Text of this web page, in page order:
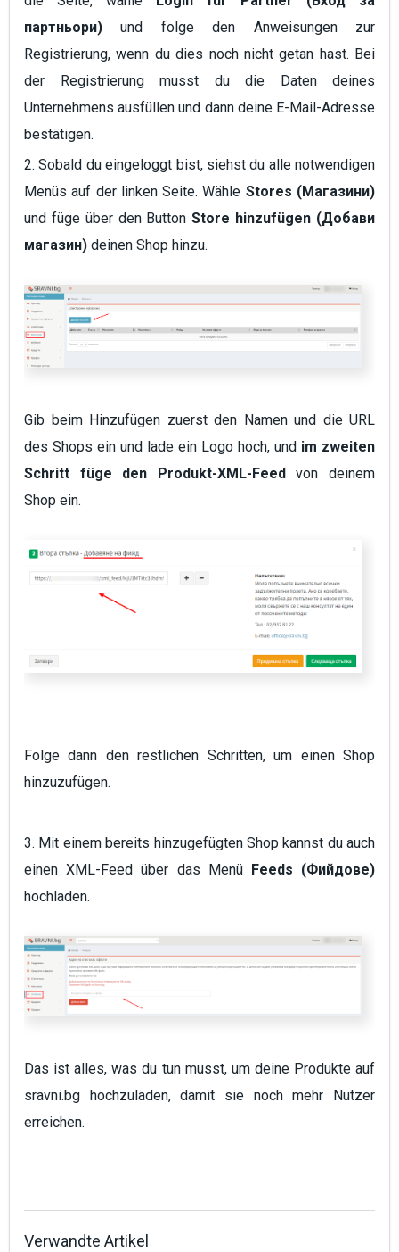
партньори)
und folge den Anweisungen zur
Registrierung, wenn du dies noch nicht getan hast. Bei
der Registrierung musst du die Daten deines
Unternehmens ausfüllen und dann deine E-Mail-Adresse
bestätigen.
2. Sobald du eingeloggt bist, siehst du alle notwendigen
Menüs auf der linken Seite. Wähle Stores (Магазини)
und füge über den ButtonStore hinzufügen (Добави
магазин) deinen Shop hinzu.
Gib beim Hinzufügen zuerst den Namen und die URL
des Shops ein und lade ein Logo hoch, und im zweiten
Schritt füge den Produkt-XML-Feedvon deinem
Shop ein.
Folge dann den restlichen Schritten, um einen Shop
hinzuzufügen.
3. Mit einem bereits hinzugefügten Shop kannst du auch
einen XML-Feed über das Menü
Feeds (Фийдове)
hochladen.
Das ist alles, was du tun musst, um deine Produkte auf
sravni.bg hochzuladen, damit sie noch mehr Nutzer
erreichen.
Verwandte Artikel